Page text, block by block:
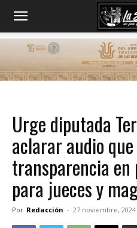
Urge diputada
aclarar audio
transparencia en
para jueces y
Por Redacción - 27 noviembre, 2024